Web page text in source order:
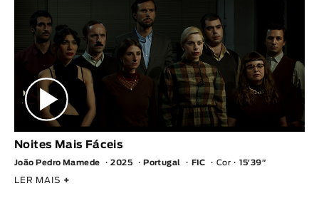
Noites Mais Fáceis
João Pedro Mamede 2025 Portugal FIC Cor 15′39″
LER MAIS +